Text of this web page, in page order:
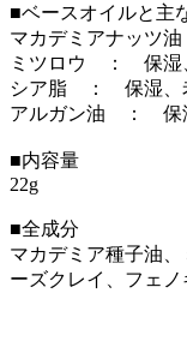
■ベースオイルと主
マカデミアナッツ
ミツロウ ： 保湿
シア脂 ： 保湿、
アルガン油 ： 保
■内容量
22g
■全成分
マカデミア種子油
ーズクレイ、フェ